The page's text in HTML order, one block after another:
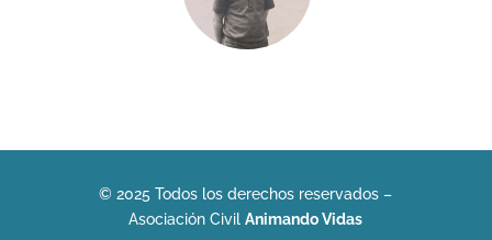
© 2025 Todos los derechos reservados –
Asociación CivilAnimando Vidas